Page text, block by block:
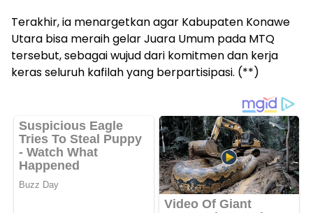
Terakhir, ia menargetkan agar Kabupaten Konawe
Utara bisa meraih gelar Juara Umum pada MTQ
tersebut, sebagai wujud dari komitmen dan kerja
keras seluruh kafilah yang berpartisipasi. (**)